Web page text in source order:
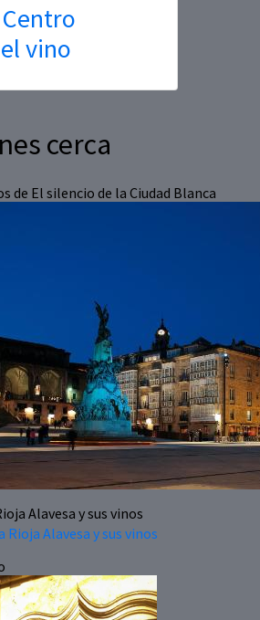
vino
cerca
de El silencio de la Ciudad Blanca
Alavesa y sus vinos